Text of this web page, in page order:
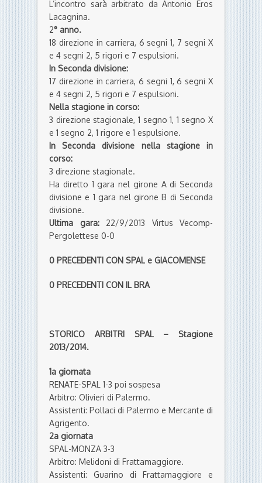
e 4 segni 2, 5 rigori e 7 espulsioni.
Nella stagione in corso:
3 direzione stagionale, 1 segno 1, 1 segno X
e 1 segno 2, 1 rigore e 1 espulsione.
In Seconda divisione nella stagione in
corso:
3 direzione stagionale.
Ha diretto 1 gara nel girone A di Seconda
divisione e 1 gara nel girone B di Seconda
divisione.
Ultima gara: 22/9/2013 Virtus Vecomp-
Pergolettese 0-0
0 PRECEDENTI CON SPAL e GIACOMENSE
0 PRECEDENTI CON IL BRA
2013/2014.
1a giornata
Agrigento.
2a giornata
Arbitro: Melidoni di Frattamaggiore.
Assistenti: Guarino di Frattamaggiore e
Grieco di Macerata.
3a giornata
BASSANO-SPAL 2-1
Arbitro: Fiore di Barletta.
Assistenti: Cinquini di Firenze e Meozzi di
Empoli.
1a giornata recupero